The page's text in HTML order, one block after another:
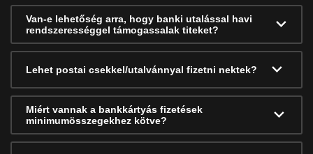
Van-e lehetőség arra, hogy banki utalással havi
rendszerességgel támogassalak titeket?
Lehet postai csekkel/utalvánnyal fizetni nektek?
Miért vannak a bankkártyás fizetések
minimumösszegekhez kötve?